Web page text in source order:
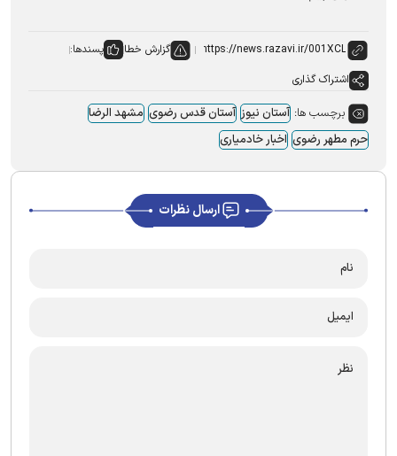
گزارش خطا
پسندها:
اشتراک گذاری
برچسب ها: آستان نیوز آستان قدس رضوی مشهد الرضا
حرم مطهر رضوی اخبار خادمیاری
ارسال نظرات